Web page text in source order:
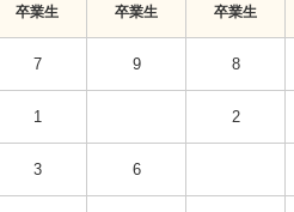
卒業生
卒業生
卒業生
7 9 8
1 2
3 6